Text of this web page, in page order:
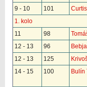
9 - 10 101
1. kolo
11
98
12 - 13
96
12 - 13
125
14 - 15
100 Bulín